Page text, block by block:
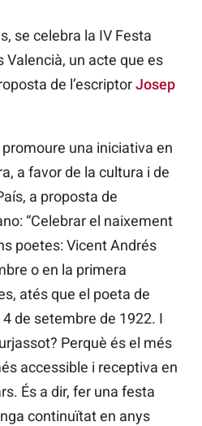
se celebra la IV Festa
Valencià, un acte que es
de l’escriptorJosep
una iniciativa en
a favor de la cultura i de
a proposta de
“Celebrar el naixement
poetes: Vicent Andrés
o en la primera
atés que el poeta de
de setembre de 1922. I
Perquè és el més
accessible i receptiva en
És a dir, fer una festa
continuïtat en anys